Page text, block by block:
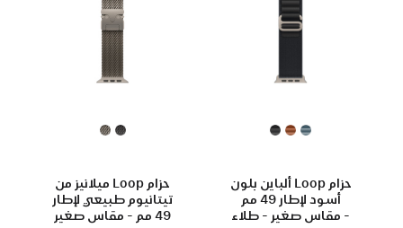
حزام Loop ألباين بلون
أسود لإطار 49 مم
- مقاس صغير - طلاء
حزام Loop ميلانيز من
تيتانيوم طبيعي لإطار
49 مم - مقاس صغير